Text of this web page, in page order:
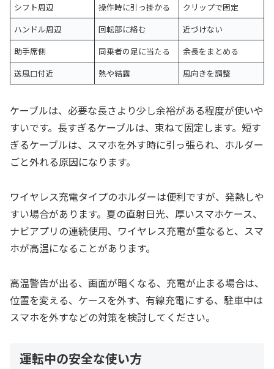
シフト周辺
操作時に引っ掛かる
クリップで固定
ハンドル周辺
回転部に絡む
近づけない
助手席側
同乗者の足に当たる
余長をまとめる
送風口付近
熱や結露 風向きを調整
ケーブルは、必要な長さより少し余裕がある程度が使いや
すいです。長すぎるケーブルは、束ねて固定します。短す
ぎるケーブルは、スマホを外す時に引っ張られ、ホルダー
ごと外れる原因になります。
ワイヤレス充電タイプのホルダーは便利ですが、発熱しや
すい場合があります。夏の直射日光、厚いスマホケース、
ナビアプリの連続使用、ワイヤレス充電が重なると、スマ
ホが高温になることがあります。
高温警告が出る、画面が暗くなる、充電が止まる場合は、
位置を変える、ケースを外す、有線充電にする、駐車中は
スマホを外すなどの対策を検討してください。
運転中の安全な使い方